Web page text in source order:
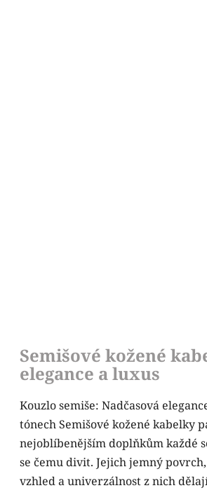
Semišové kožené
elegance a luxus
Kouzlo semiše: Nadčasová
tónech Semišové kožené kabelky
nejoblíbenějším doplňkům každé
se čemu divit. Jejich jemný
vzhled a univerzálnost z nich